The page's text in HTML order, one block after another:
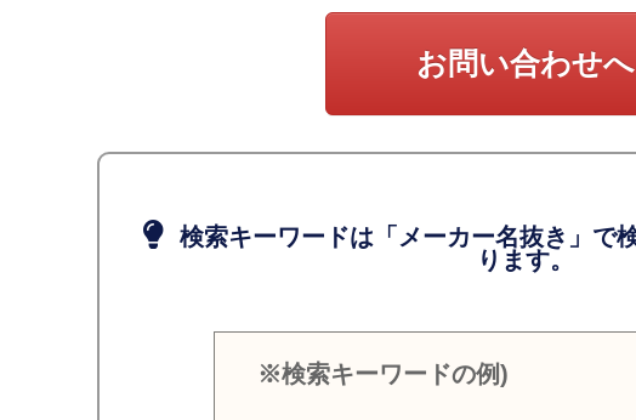
お問い合わせへ
検索キーワードは「メーカー名抜き」で
ります。
※検索キーワードの例)